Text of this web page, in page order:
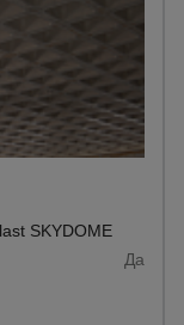
SKYDOME
Да